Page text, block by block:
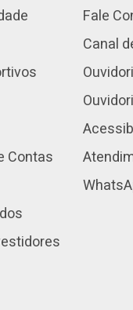
Contas
Fale
Canal